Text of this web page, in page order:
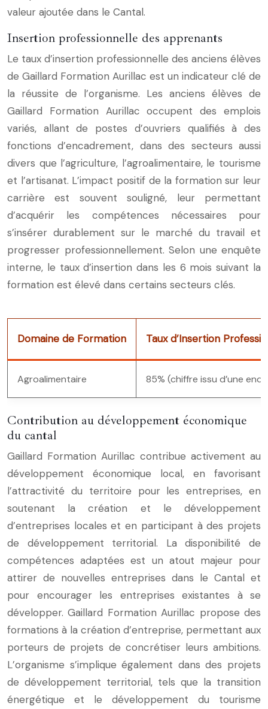
valeur ajoutée dans le Cantal.
Insertion professionnelle des apprenants
Le taux d’insertion professionnelle des anciens élèves
de Gaillard Formation Aurillac est un indicateur clé de
la réussite de l’organisme. Les anciens élèves de
Gaillard Formation Aurillac occupent des emplois
variés, allant de postes d’ouvriers qualifiés à des
fonctions d’encadrement, dans des secteurs aussi
divers que l’agriculture, l’agroalimentaire, le tourisme
et l’artisanat. L’impact positif de la formation sur leur
carrière est souvent souligné, leur permettant
d’acquérir les compétences nécessaires pour
s’insérer durablement sur le marché du travail et
progresser professionnellement. Selon une enquête
interne, le taux d’insertion dans les 6 mois suivant la
formation est élevé dans certains secteurs clés.
Domaine de Formation Taux d’Insertion
Agroalimentaire 85% (chiffre issu d’une
Contribution au développement économique
du cantal
Gaillard Formation Aurillac contribue activement au
développement économique local, en favorisant
l’attractivité du territoire pour les entreprises, en
soutenant la création et le développement
d’entreprises locales et en participant à des projets
de développement territorial. La disponibilité de
compétences adaptées est un atout majeur pour
attirer de nouvelles entreprises dans le Cantal et
pour encourager les entreprises existantes à se
développer. Gaillard Formation Aurillac propose des
formations à la création d’entreprise, permettant aux
porteurs de projets de concrétiser leurs ambitions.
L’organisme s’implique également dans des projets
de développement territorial, tels que la transition
énergétique et le développement du tourisme